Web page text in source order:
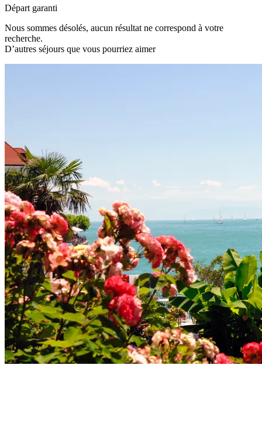
Départ garanti
Nous sommes désolés, aucun résultat ne correspond à votre
recherche.
D’autres séjours que vous pourriez aimer